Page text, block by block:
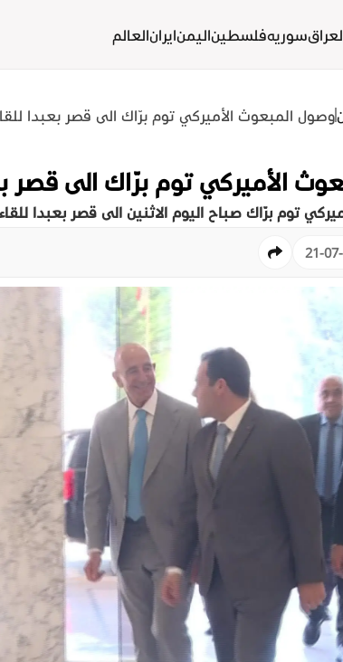
سوريهفلسطيناليمنايرانالعالم
وصول المبعوث الأميركي توم برّاك الى قصر بعبدا
الأميركي توم برّاك الى قصر
توم برّاك صباح اليوم الاثنين الى قصر بعبدا
21-